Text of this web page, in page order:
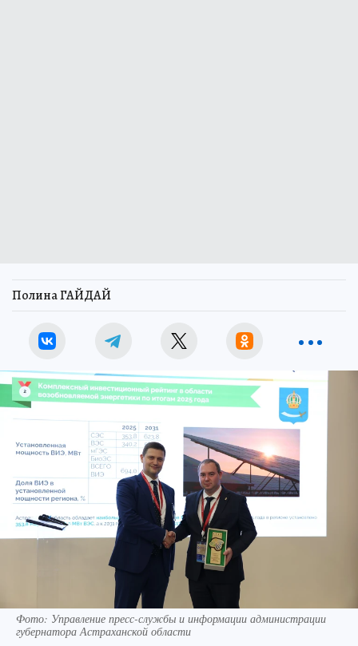
Полина ГАЙДАЙ
Фото: Управление пресс-службы и информации администрации
губернатора Астраханской области